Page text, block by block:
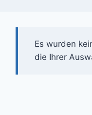
Es wurden
die Ihrer